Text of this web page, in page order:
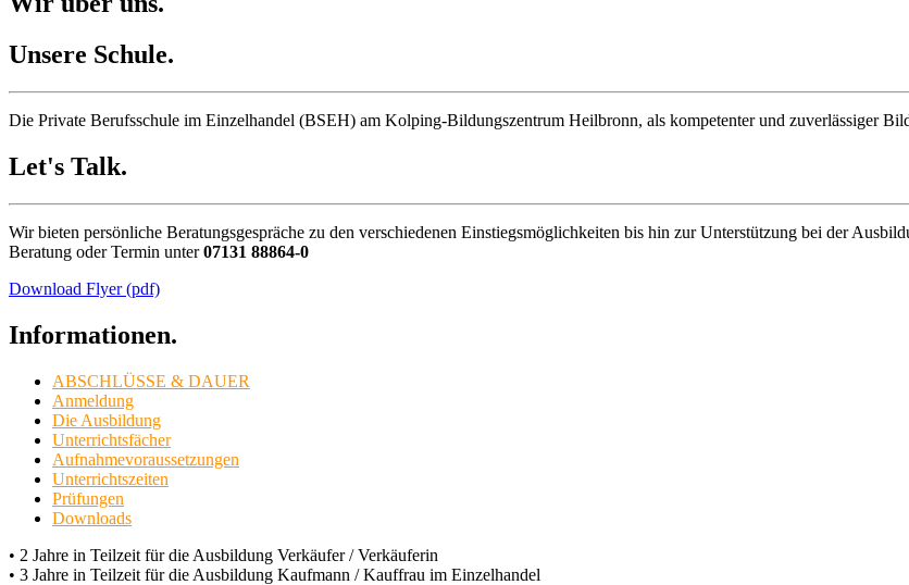
Unsere Schule.
Die Private Berufsschule im Einzelhandel (BSEH) am Kolping-Bildungszentrum Heilbronn, als kompetenter und zuverlässiger
Let's Talk.
Wir bieten persönliche Beratungsgespräche zu den verschiedenen Einstiegsmöglichkeiten bis hin zur Unterstützung bei der
Beratung oder Termin unter07131 88864-0
Download Flyer (pdf)
Informationen.
ABSCHLÜSSE & DAUER
Anmeldung
Die Ausbildung
Unterrichtsfächer
Aufnahmevoraussetzungen
Unterrichtszeiten
Prüfungen
Downloads
• 2 Jahre in Teilzeit für die Ausbildung Verkäufer / Verkäuferin
• 3 Jahre in Teilzeit für die Ausbildung Kaufmann / Kauffrau im Einzelhandel